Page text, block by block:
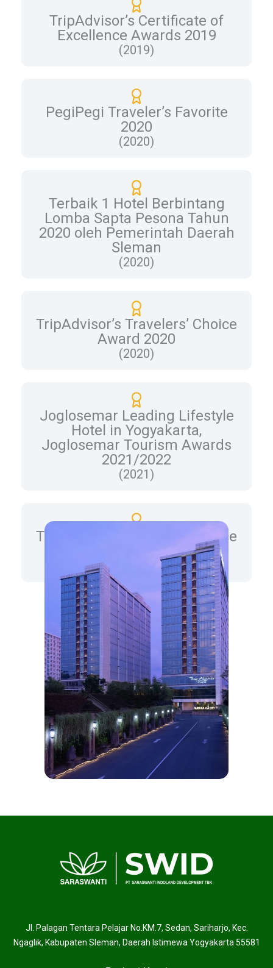
TripAdvisor’s Certificate of
Excellence Awards 2019
(2019)
PegiPegi Traveler’s Favorite
2020
(2020)
Terbaik 1 Hotel Berbintang
Lomba Sapta Pesona Tahun
2020 oleh Pemerintah Daerah
Sleman
(2020)
TripAdvisor’s Travelers’ Choice
Award 2020
(2020)
Joglosemar Leading Lifestyle
Hotel in Yogyakarta,
Joglosemar Tourism Awards
2021/2022
(2021)
TripAdvisor’s Travelers’ Choice
Award 202
Jl. Palagan Tentara Pelajar No.KM.7, Sedan, Sariharjo, Kec.
Ngaglik, Kabupaten Sleman, Daerah Istimewa Yogyakarta 55581